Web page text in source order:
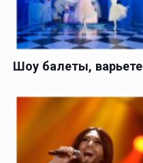
Шоу балеты, варьете